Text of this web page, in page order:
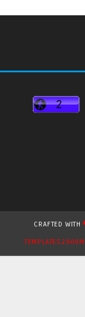
CRAFTED WITH